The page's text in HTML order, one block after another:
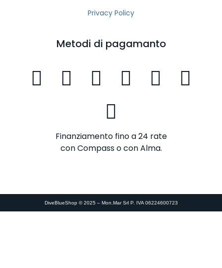
Privacy Policy
Metodi di pagamanto
Finanziamento fino a 24 rate
con Compass o con Alma.
DiveBlueShop © 2025 – Mon.Mar Srl P. IVA 06224600723